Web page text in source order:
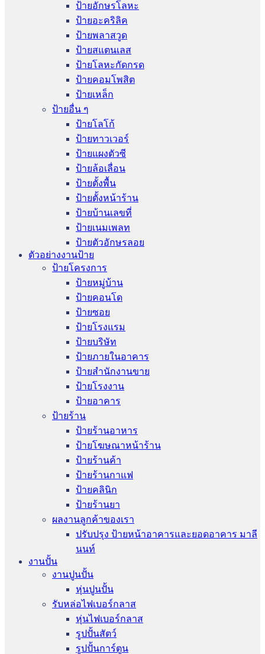
ป้ายอักษรโลหะ
ป้ายอะคริลิค
ป้ายพลาสวูด
ป้ายสแตนเลส
ป้ายโลหะกัดกรด
ป้ายคอมโพสิต
ป้ายเหล็ก
ป้ายอื่น ๆ
ป้ายโลโก้
ป้ายทาวเวอร์
ป้ายแผงตัวซี
ป้ายล้อเลื่อน
ป้ายตั้งพื้น
ป้ายตั้งหน้าร้าน
ป้ายบ้านเลขที่
ป้ายเนมเพลท
ป้ายตัวอักษรลอย
ตัวอย่างงานป้าย
ป้ายโครงการ
ป้ายหมู่บ้าน
ป้ายคอนโด
ป้ายซอย
ป้ายโรงแรม
ป้ายบริษัท
ป้ายภายในอาคาร
ป้ายสำนักงานขาย
ป้ายโรงงาน
ป้ายอาคาร
ป้ายร้าน
ป้ายร้านอาหาร
ป้ายโฆษณาหน้าร้าน
ป้ายร้านค้า
ป้ายร้านกาแฟ
ป้ายคลินิก
ป้ายร้านยา
ผลงานลูกค้าของเรา
ปรับปรุง ป้ายหน้าอาคารและยอดอาคาร มาลี
นนท์
งานปั้น
งานปูนปั้น
หุ่นปูนปั้น
รับหล่อไฟเบอร์กลาส
หุ่นไฟเบอร์กลาส
รูปปั้นสัตว์
รูปปั้นการ์ตูน